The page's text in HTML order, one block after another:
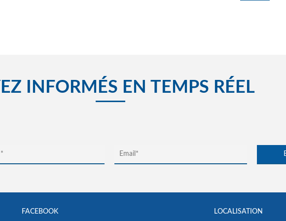
INFORMÉS EN TEMPS RÉEL
FACEBOOK LOCALISATION